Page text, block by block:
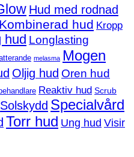
Hud med rodnad
Kombinerad hud Kropp
hud Longlasting
melasma Mogen
Oljig hud Oren hud
Reaktiv hud Scrub
Solskydd Specialvård
Torr hud Ung hud Visir